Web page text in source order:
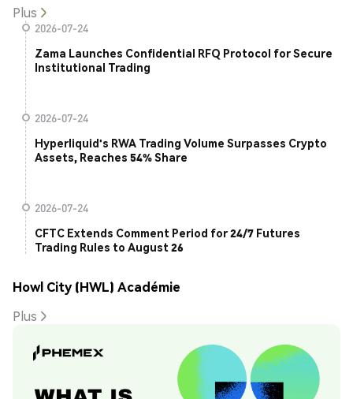
Plus
2026-07-24
Zama Launches Confidential RFQ Protocol for Secure
Institutional Trading
2026-07-24
Hyperliquid's RWA Trading Volume Surpasses Crypto
Assets, Reaches 54% Share
2026-07-24
CFTC Extends Comment Period for 24/7 Futures
Trading Rules to August 26
Howl City (HWL) Académie
Plus